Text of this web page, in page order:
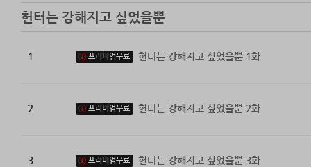
헌터는 강해지고 싶었을뿐
1 프리미엄무료 헌터는 강해지고 싶었을뿐 1화
2 프리미엄무료 헌터는 강해지고 싶었을뿐 2화
3 프리미엄무료 헌터는 강해지고 싶었을뿐 3화